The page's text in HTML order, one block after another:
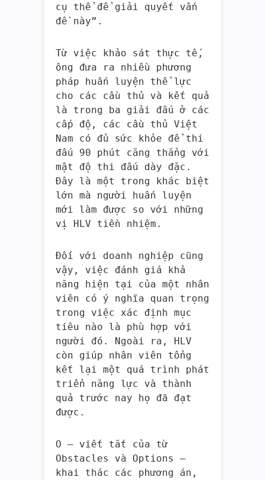
cụ thể để giải quyết vấn
đề này”.
Từ việc khảo sát thực tế,
ông đưa ra nhiều phương
pháp huấn luyện thể lực
cho các cầu thủ và kết quả
là trong ba giải đấu ở các
cấp độ, các cầu thủ Việt
Nam có đủ sức khỏe để thi
đấu 90 phút căng thẳng với
mật độ thi đấu dày đặc.
Đây là một trong khác biệt
lớn mà người huấn luyện
mới làm được so với những
vị HLV tiền nhiệm.
Đối với doanh nghiệp cũng
vậy, việc đánh giá khả
năng hiện tại của một nhân
viên có ý nghĩa quan trọng
trong việc xác định mục
tiêu nào là phù hợp với
người đó. Ngoài ra, HLV
còn giúp nhân viên tổng
kết lại một quá trình phát
triển năng lực và thành
quả trước nay họ đã đạt
được.
O – viết tắt của từ
Obstacles và Options –
khai thác các phương án,